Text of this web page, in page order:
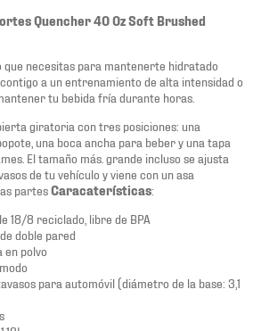
Quencher 40 Oz Soft Brushed
que necesitas para mantenerte hidratado
a un entrenamiento de alta intensidad o
tu bebida fría durante horas.
giratoria con tres posiciones: una
una boca ancha para beber y una tapa
El tamaño más. grande incluso se ajusta
de tu vehículo y viene con un asa
partesCaracaterísticas:
18/8 reciclado, libre de BPA
doble pared
en polvo
para automóvil (diámetro de la base: 3,1